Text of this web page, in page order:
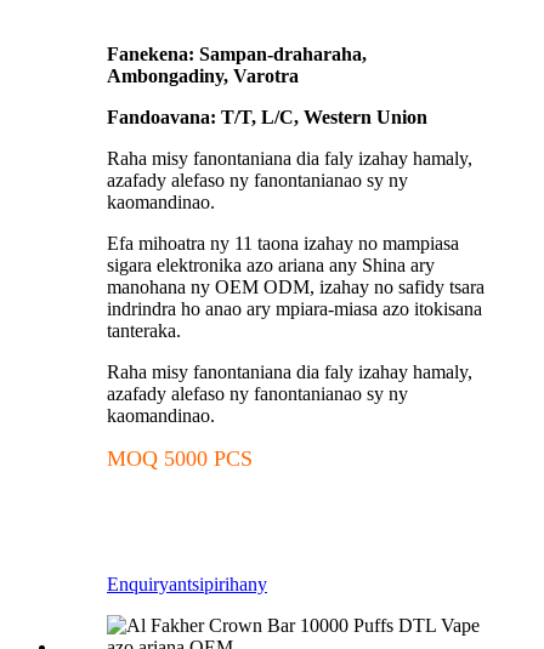
Fanekena: Sampan-draharaha,
Ambongadiny, Varotra
Fandoavana: T/T, L/C, Western Union
Raha misy fanontaniana dia faly izahay hamaly,
azafady alefaso ny fanontanianao sy ny
kaomandinao.
Efa mihoatra ny 11 taona izahay no mampiasa
sigara elektronika azo ariana any Shina ary
manohana ny OEM ODM, izahay no safidy tsara
indrindra ho anao ary mpiara-miasa azo itokisana
tanteraka.
Raha misy fanontaniana dia faly izahay hamaly,
azafady alefaso ny fanontanianao sy ny
kaomandinao.
MOQ 5000 PCS
Enquiryantsipirihany